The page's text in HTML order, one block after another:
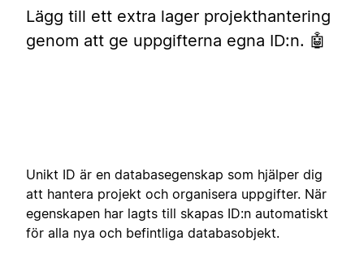
Lägg till ett extra lager projekthantering
genom att ge uppgifterna egna ID:n. 🤖
Unikt ID är en databasegenskap som hjälper dig
att hantera projekt och organisera uppgifter. När
egenskapen har lagts till skapas ID:n automatiskt
för alla nya och befintliga databasobjekt.